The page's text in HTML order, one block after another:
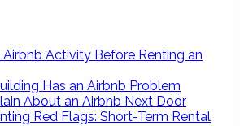
Activity Before Renting an
Has an Airbnb Problem
About an Airbnb Next Door
Red Flags: Short-Term Rental